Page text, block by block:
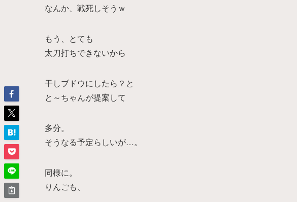
なんか、戦死しそうｗ
もう、とても
太刀打ちできないから
干しブドウにしたら？と
と～ちゃんが提案して
多分。
そうなる予定らしいが…。
同様に。
りんごも、